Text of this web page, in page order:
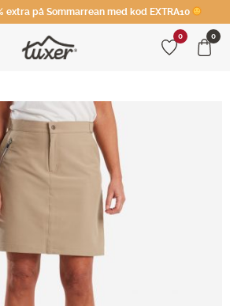
extra på Sommarrean med kod EXTRA10
0 0